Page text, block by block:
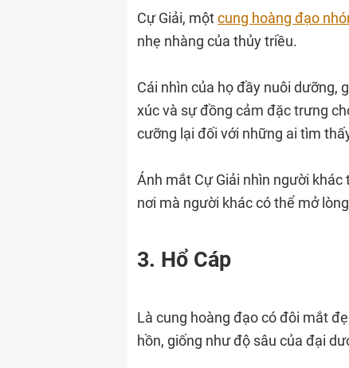
Cự Giải, mộtcung hoàng đạo
nhẹ nhàng của thủy triều.
Cái nhìn của họ đầy nuôi dưỡng,
xúc và sự đồng cảm đặc trưng
cưỡng lại đối với những ai tìm
Ánh mắt Cự Giải nhìn người
nơi mà người khác có thể mở
3. Hổ Cáp
Là cung hoàng đạo có đôi mắt
hồn, giống như độ sâu của đại